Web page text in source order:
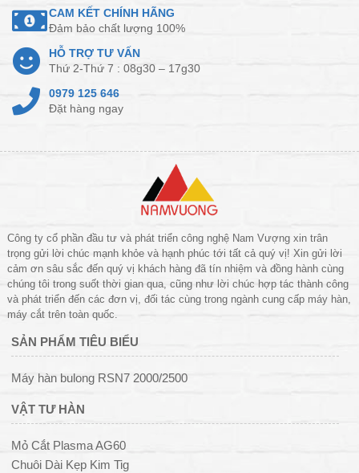
CAM KẾT CHÍNH HÃNG
Đảm bảo chất lượng 100%
HỖ TRỢ TƯ VẤN
Thứ 2-Thứ 7 : 08g30 – 17g30
0979 125 646
Đặt hàng ngay
Công ty cổ phần đầu tư và phát triển công nghệ Nam Vượng xin trân
trọng gửi lời chúc mạnh khỏe và hạnh phúc tới tất cả quý vị! Xin gửi lời
cảm ơn sâu sắc đến quý vị khách hàng đã tín nhiệm và đồng hành cùng
chúng tôi trong suốt thời gian qua, cũng như lời chúc hợp tác thành công
và phát triển đến các đơn vị, đối tác cùng trong ngành cung cấp máy hàn,
máy cắt trên toàn quốc.
SẢN PHẨM TIÊU BIỂU
Máy hàn bulong RSN7 2000/2500
VẬT TƯ HÀN
Mỏ Cắt Plasma AG60
Chuôi Dài Kẹp Kim Tig